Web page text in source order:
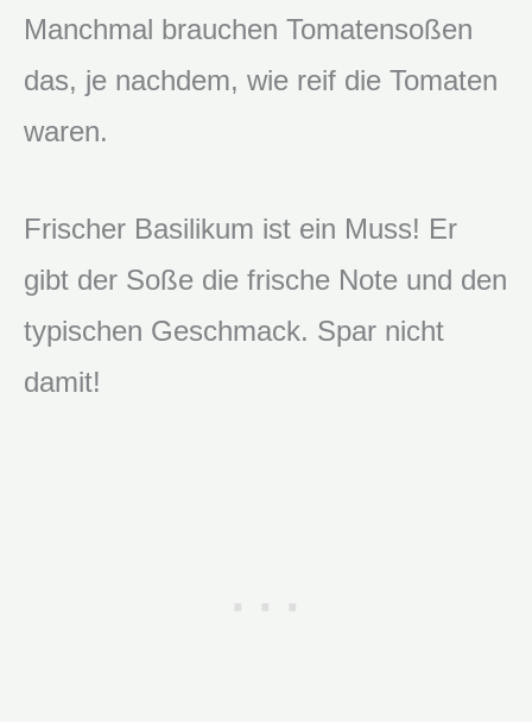
Manchmal brauchen Tomatensoßen
das, je nachdem, wie reif die Tomaten
waren.
Frischer Basilikum ist ein Muss! Er
gibt der Soße die frische Note und den
typischen Geschmack. Spar nicht
damit!